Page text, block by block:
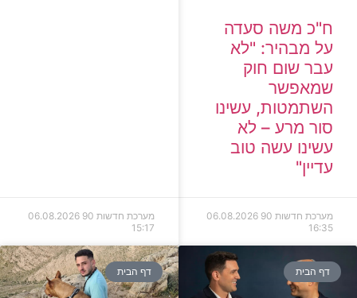
ח"כ משה סעדה
על מבהיר: "לא
עבר שום חוק
שמאפשר
השתמטות, עשינו
סור מרע – לא
עשינו עשה טוב
עדיין"
מערכת חדשות 90
06.08.2026
16:35
מערכת חדשות 90
06.08.2026
15:17
דף הבית דף הבית